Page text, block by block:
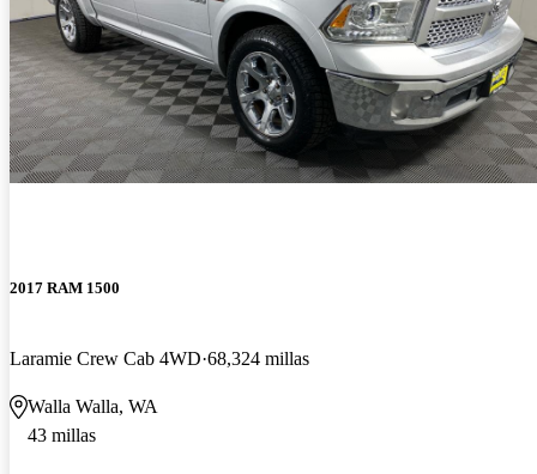
2017 RAM 1500
Laramie Crew Cab 4WD 68,324 millas
Walla Walla, WA
43 millas